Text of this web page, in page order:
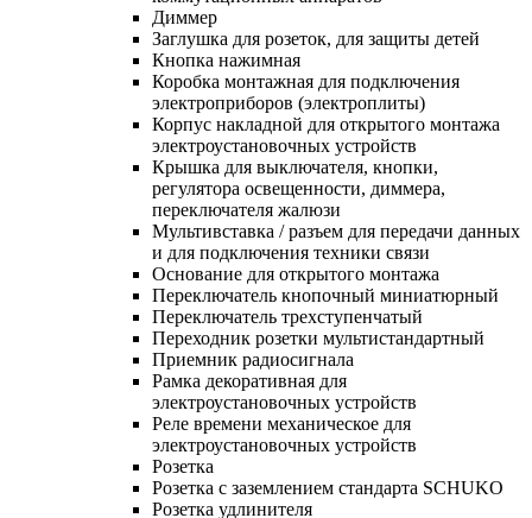
Диммер
Заглушка для розеток, для защиты детей
Кнопка нажимная
Коробка монтажная для подключения
электроприборов (электроплиты)
Корпус накладной для открытого монтажа
электроустановочных устройств
Крышка для выключателя, кнопки,
регулятора освещенности, диммера,
переключателя жалюзи
Мультивставка / разъем для передачи данных
и для подключения техники связи
Основание для открытого монтажа
Переключатель кнопочный миниатюрный
Переключатель трехступенчатый
Переходник розетки мультистандартный
Приемник радиосигнала
Рамка декоративная для
электроустановочных устройств
Реле времени механическое для
электроустановочных устройств
Розетка
Розетка с заземлением стандарта SCHUKO
Розетка удлинителя